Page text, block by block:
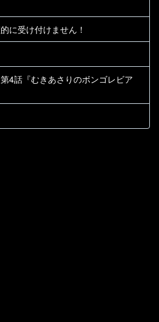
に受け付けません！
4話『むきあさりのボンゴレビア